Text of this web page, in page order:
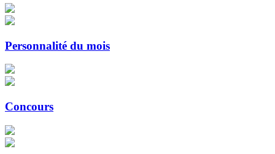
Personnalité du mois
Concours